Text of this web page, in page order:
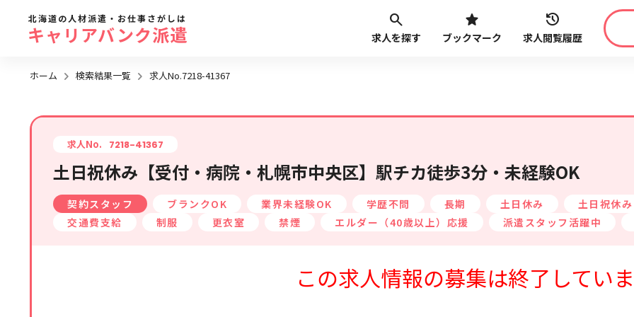
勤務地
札幌市全域
札幌市近郊エリア
最近見た求人
求人履歴はありません。
最近利用した検索条件
北海道の人材派遣・お仕事さがしは
キャリアバンク派遣 求人を探す ブックマーク 求人閲覧履歴
ホーム 検索結果一覧 求人No.7218-41367
求人No. 7218-41367
土日祝休み【受付・病院・札幌市中央区】駅チカ徒歩3分・未経験OK
契約スタッフ ブランクOK 業界未経験OK 学歴不問 長期 土日休み
土日祝休み
交通費支給
制服 更衣室 禁煙 エルダー（40歳以上）応援 派遣スタッフ活躍中
この求人情報の募集は終了してい